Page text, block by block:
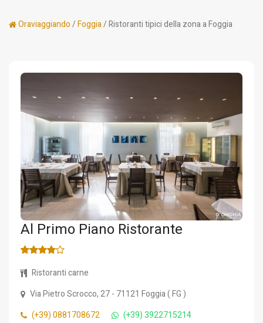
Oraviaggiando/Foggia/ Ristoranti tipici della zona a Foggia
Al Primo Piano Ristorante
Ristoranti carne
Via Pietro Scrocco, 27- 71121 Foggia(FG)
(+39) 0881708672
(+39) 3922715214